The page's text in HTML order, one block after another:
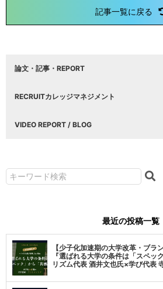
記事一覧に戻る
論文・記事・REPORT
RECRUITカレッジマネジメント
VIDEO REPORT / BLOG
最近の投稿一覧
【少子化加速期の大学改革・ブラ
『選ばれる大学の条件は「スペッ
リズム代表 酒井文也氏×学び代表